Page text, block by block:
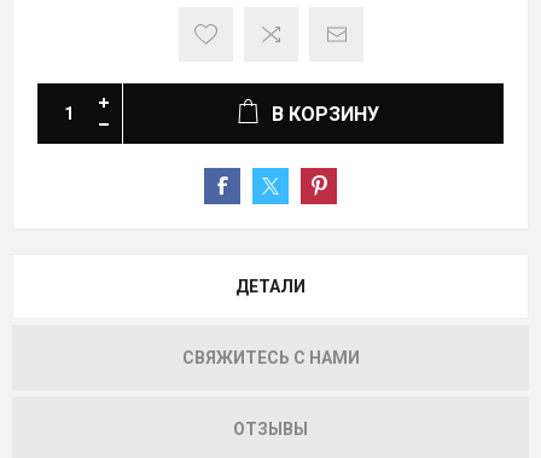
В КОРЗИНУ
ДЕТАЛИ
СВЯЖИТЕСЬ С НАМИ
ОТЗЫВЫ